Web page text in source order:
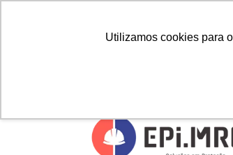
Utilizamos cookies para